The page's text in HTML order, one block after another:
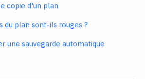
copie d'un plan
du plan sont-ils rouges ?
une sauvegarde automatique